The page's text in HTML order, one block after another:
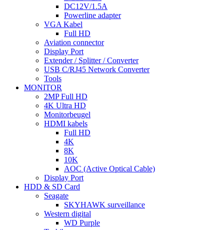
DC12V/1.5A
Powerline adapter
VGA Kabel
Full HD
Aviation connector
Display Port
Extender / Splitter / Converter
USB C/RJ45 Network Converter
Tools
MONITOR
2MP Full HD
4K Ultra HD
Monitorbeugel
HDMI kabels
Full HD
4K
8K
10K
AOC (Active Optical Cable)
Display Port
HDD & SD Card
Seagate
SKYHAWK surveillance
Western digital
WD Purple